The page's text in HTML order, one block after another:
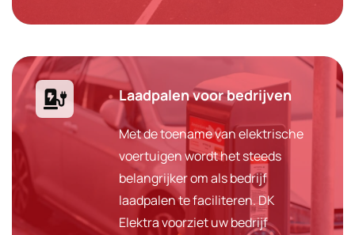
Laadpalen voor bedrijven
Met de toename van elektrische
voertuigen wordt het steeds
belangrijker om als bedrijf
laadpalen te faciliteren. DK
Elektra voorziet uw bedrijf